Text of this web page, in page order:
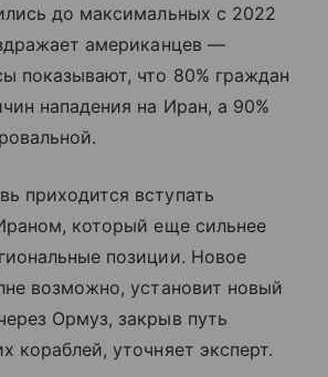
до максимальных с 2022
американцев —
показывают, что 80% граждан
нападения на Иран, а 90%
приходится вступать
который еще сильнее
позиции. Новое
возможно, установит новый
Ормуз, закрыв путь
кораблей, уточняет эксперт.